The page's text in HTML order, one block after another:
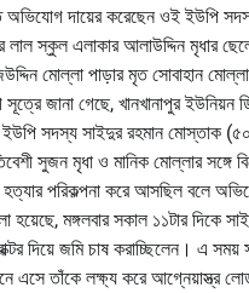
অভিযোগ দায়ের করেছেন ওই ইউপি
লাল স্কুল এলাকার আলাউদ্দিন মৃধার
মোল্লা পাড়ার মৃত সোবাহান
জানা গেছে, খানখানাপুর ইউনিয়ন
ইউপি সদস্য সাইদুর রহমান মোস্তাক
সুজন মৃধা ও মানিক মোল্লার সঙ্গে
পরিকল্পনা করে আসছিল বলে
মঙ্গলবার সকাল ১১টার দিকে
দিয়ে জমি চাষ করাচ্ছিলেন। এ
এসে তাঁকে লক্ষ্য করে আগ্নেয়াস্ত্র